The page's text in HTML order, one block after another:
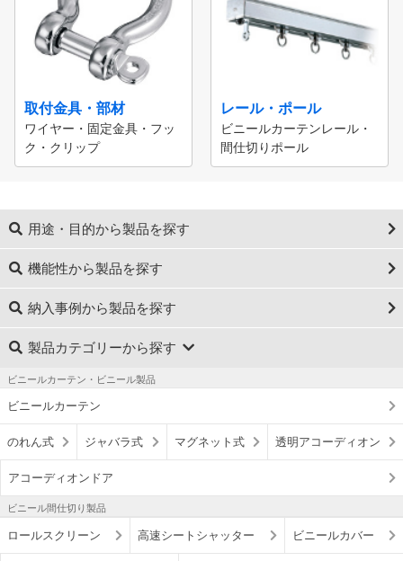
取付金具・部材
ワイヤー・固定金具・フッ
ク・クリップ
レール・ポール
ビニールカーテンレール・
間仕切りポール
用途・目的から製品を探す
機能性から製品を探す
納入事例から製品を探す
製品カテゴリーから探す
ビニールカーテン・ビニール製品
ビニールカーテン
のれん式 ジャバラ式 マグネット式 透明アコーディオン
アコーディオンドア
ビニール間仕切り製品
ロールスクリーン 高速シートシャッター ビニールカバー